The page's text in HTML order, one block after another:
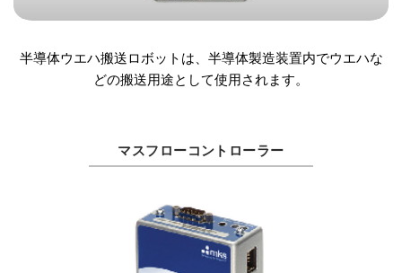
半導体ウエハ搬送ロボットは、半導体製造装置内でウエハな
どの搬送用途として使用されます。
マスフローコントローラー